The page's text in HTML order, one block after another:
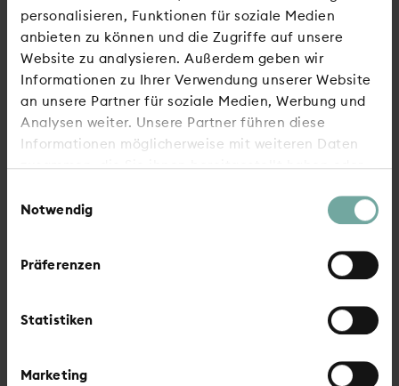
personalisieren, Funktionen für soziale Medien
anbieten zu können und die Zugriffe auf unsere
Website zu analysieren. Außerdem geben wir
Informationen zu Ihrer Verwendung unserer Website
an unsere Partner für soziale Medien, Werbung und
Analysen weiter. Unsere Partner führen diese
Informationen möglicherweise mit weiteren Daten
zusammen, die Sie ihnen bereitgestellt haben oder
gesammelt haben.
Notwendig
Präferenzen
Statistiken
Marketing
GEWAG veröffentlicht Geschäftsbericht
Sanierung statt Neubau